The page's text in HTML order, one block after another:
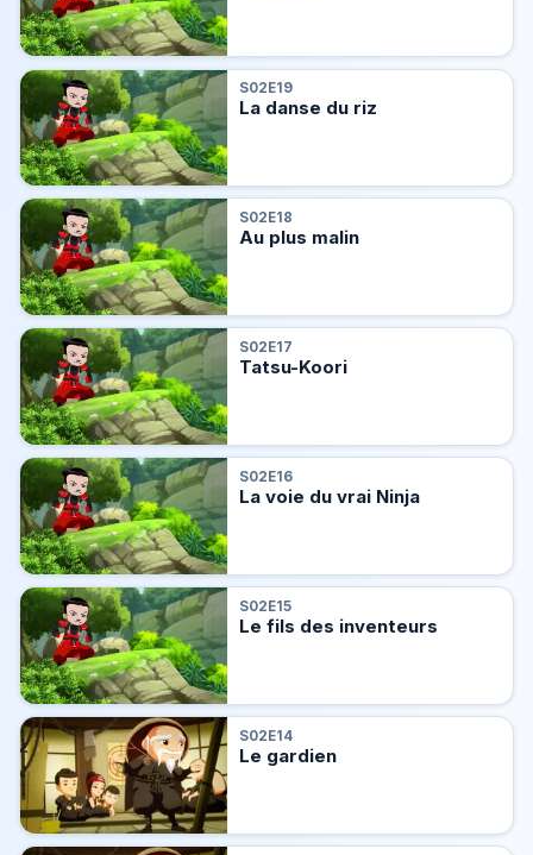
S02E19
La danse du riz
S02E18
Au plus malin
S02E17
Tatsu-Koori
S02E16
La voie du vrai Ninja
S02E15
Le fils des inventeurs
S02E14
Le gardien